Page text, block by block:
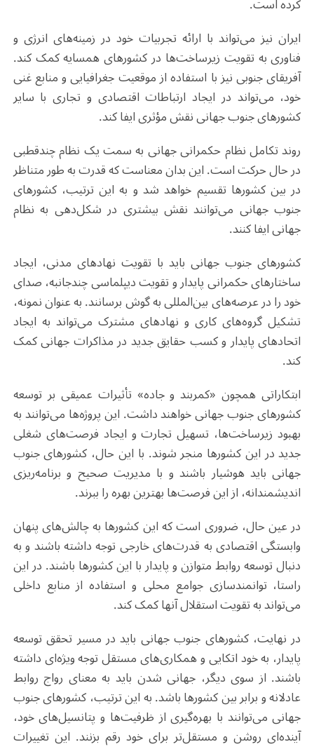
ایران نیز می‌تواند با ارائه تجربیات خود در زمینه‌های انرژی و
فناوری به تقویت زیرساخت‌ها در کشورهای همسایه کمک کند.
آفریقای جنوبی نیز با استفاده از موقعیت جغرافیایی و منابع غنی
خود، می‌تواند در ایجاد ارتباطات اقتصادی و تجاری با سایر
کشورهای جنوب جهانی نقش مؤثری ایفا کند.
روند تکامل نظام حکمرانی جهانی به سمت یک نظام چندقطبی
در حال حرکت است. این بدان معناست که قدرت به طور متناظر
در بین کشورها تقسیم خواهد شد و به این ترتیب، کشورهای
جنوب جهانی می‌توانند نقش بیشتری در شکل‌دهی به نظام
جهانی ایفا کنند.
کشورهای جنوب جهانی باید با تقویت نهادهای مدنی، ایجاد
ساختارهای حکمرانی پایدار و تقویت دیپلماسی چندجانبه، صدای
خود را در عرصه‌های بین‌المللی به گوش برسانند. به عنوان نمونه،
تشکیل گروه‌های کاری و نهادهای مشترک می‌تواند به ایجاد
اتحادهای پایدار و کسب حقایق جدید در مذاکرات جهانی کمک
کند.
ابتکاراتی همچون «کمربند و جاده» تأثیرات عمیقی بر توسعه
کشورهای جنوب جهانی خواهند داشت. این پروژه‌ها می‌توانند به
بهبود زیرساخت‌ها، تسهیل تجارت و ایجاد فرصت‌های شغلی
جدید در این کشورها منجر شوند. با این حال، کشورهای جنوب
جهانی باید هوشیار باشند و با مدیریت صحیح و برنامه‌ریزی
اندیشمندانه، از این فرصت‌ها بهترین بهره را ببرند.
در عین حال، ضروری است که این کشورها به چالش‌های پنهان
وابستگی اقتصادی به قدرت‌های خارجی توجه داشته باشند و به
دنبال توسعه روابط متوازن و پایدار با این کشورها باشند. در این
راستا، توانمندسازی جوامع محلی و استفاده از منابع داخلی
می‌تواند به تقویت استقلال آنها کمک کند.
در نهایت، کشورهای جنوب جهانی باید در مسیر تحقق توسعه
پایدار، به خود اتکایی و همکاری‌های مستقل توجه ویژه‌ای داشته
باشند. از سوی دیگر، جهانی شدن باید به معنای رواج روابط
عادلانه و برابر بین کشورها باشد. به این ترتیب، کشورهای جنوب
جهانی می‌توانند با بهره‌گیری از ظرفیت‌ها و پتانسیل‌های خود،
آینده‌ای روشن و مستقل‌تر برای خود رقم بزنند. این تغییرات